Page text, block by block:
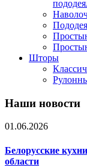
Шторы
Наши новости
01.06.2026
Белорусские
области